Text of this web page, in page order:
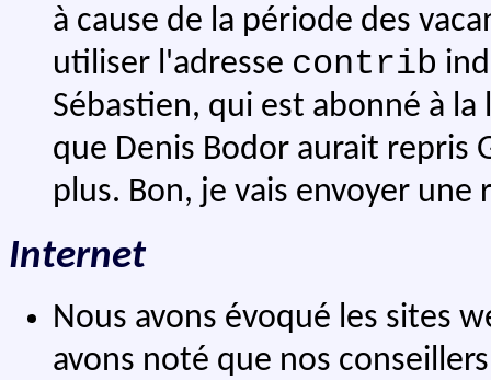
à cause de la période des
utiliser l'adresse contrib
Sébastien, qui est abonné à
que Denis Bodor aurait repris
plus. Bon, je vais envoyer une
Internet
Nous avons évoqué les sites
avons noté que nos